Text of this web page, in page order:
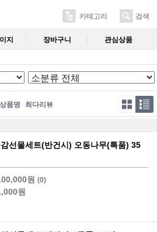
카테고리 검색
지 장바구니 관심상품
상품명 최다리뷰
선물세트(반건시) 오동나무(특품) 35
원 (0)
원